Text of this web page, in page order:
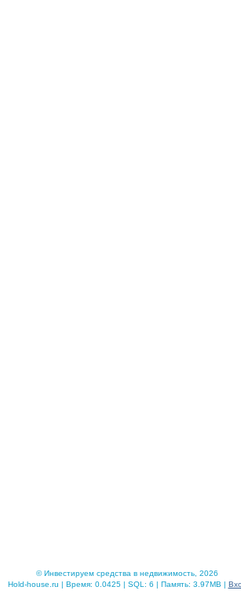
© Инвестируем средства в недвижимость, 2026
Hold-house.ru | Время: 0.0425 | SQL: 6 | Память: 3.97MB |